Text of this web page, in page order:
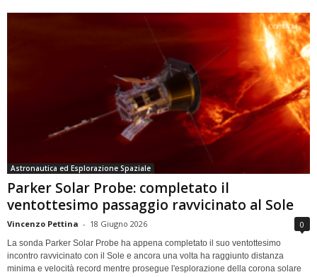
Astronautica ed Esplorazione Spaziale
Parker Solar Probe: completato il
ventottesimo passaggio ravvicinato al Sole
Vincenzo Pettina - 18 Giugno 2026 0
La sonda Parker Solar Probe ha appena completato il suo ventottesimo
incontro ravvicinato con il Sole e ancora una volta ha raggiunto distanza
minima e velocità record mentre prosegue l'esplorazione della corona solare